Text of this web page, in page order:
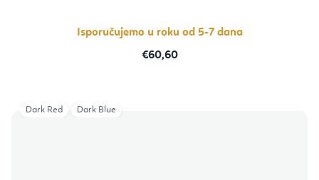
zvjezdica.
Isporučujemo u roku od 5-7 dana
€60,60
Dark Red Dark Blue